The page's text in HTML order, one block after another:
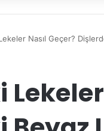
Nasıl Geçer?